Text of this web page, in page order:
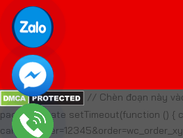
// Chèn đoạn này
page template setTimeout(function () {